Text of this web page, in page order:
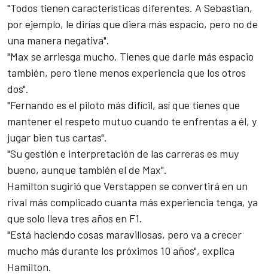
"Todos tienen características diferentes. A Sebastian,
por ejemplo, le dirías que diera más espacio, pero no de
una manera negativa".
"Max se arriesga mucho. Tienes que darle más espacio
también, pero tiene menos experiencia que los otros
dos".
"Fernando es el piloto más difícil, así que tienes que
mantener el respeto mutuo cuando te enfrentas a él, y
jugar bien tus cartas".
"Su gestión e interpretación de las carreras es muy
bueno, aunque también el de Max".
Hamilton sugirió que Verstappen se convertirá en un
rival más complicado cuanta más experiencia tenga, ya
que solo lleva tres años en F1.
"Está haciendo cosas maravillosas, pero va a crecer
mucho más durante los próximos 10 años", explica
Hamilton.